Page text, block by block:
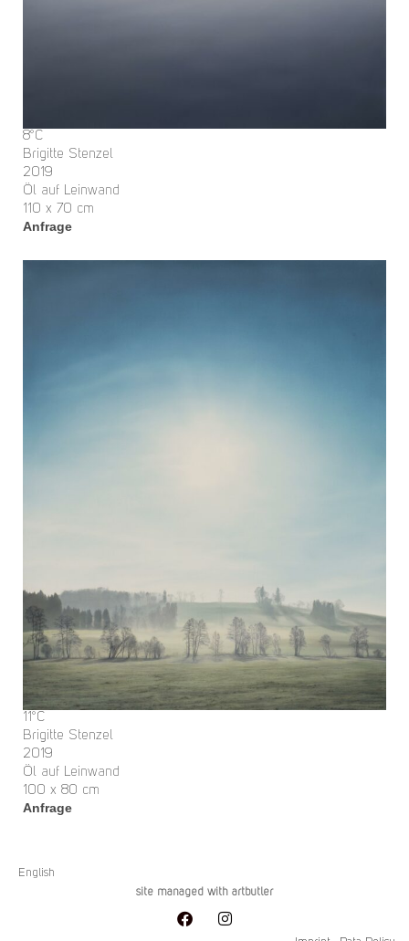
8°C
Brigitte Stenzel
2019
Öl auf Leinwand
110 x 70 cm
Anfrage
11°C
Brigitte Stenzel
2019
Öl auf Leinwand
100 x 80 cm
Anfrage
English
site managed with artbutler